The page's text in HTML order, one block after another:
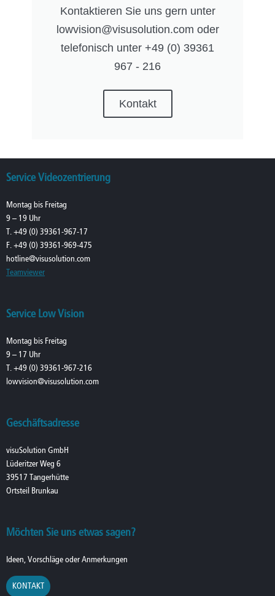
Kontaktieren Sie uns gern unter
lowvision@visusolution.com oder
telefonisch unter +49 (0) 39361
967 - 216
Kontakt
Service Videozentrierung
Montag bis Freitag
9 – 19 Uhr
T. +49 (0) 39361-967-17
F. +49 (0) 39361-969-475
hotline@visusolution.com
Teamviewer
Service Low Vision
Montag bis Freitag
9 – 17 Uhr
T. +49 (0) 39361-967-216
lowvision@visusolution.com
Geschäftsadresse
visuSolution GmbH
Lüderitzer Weg 6
39517 Tangerhütte
Ortsteil Brunkau
Möchten Sie uns etwas sagen?
Ideen, Vorschläge oder Anmerkungen
KONTAKT